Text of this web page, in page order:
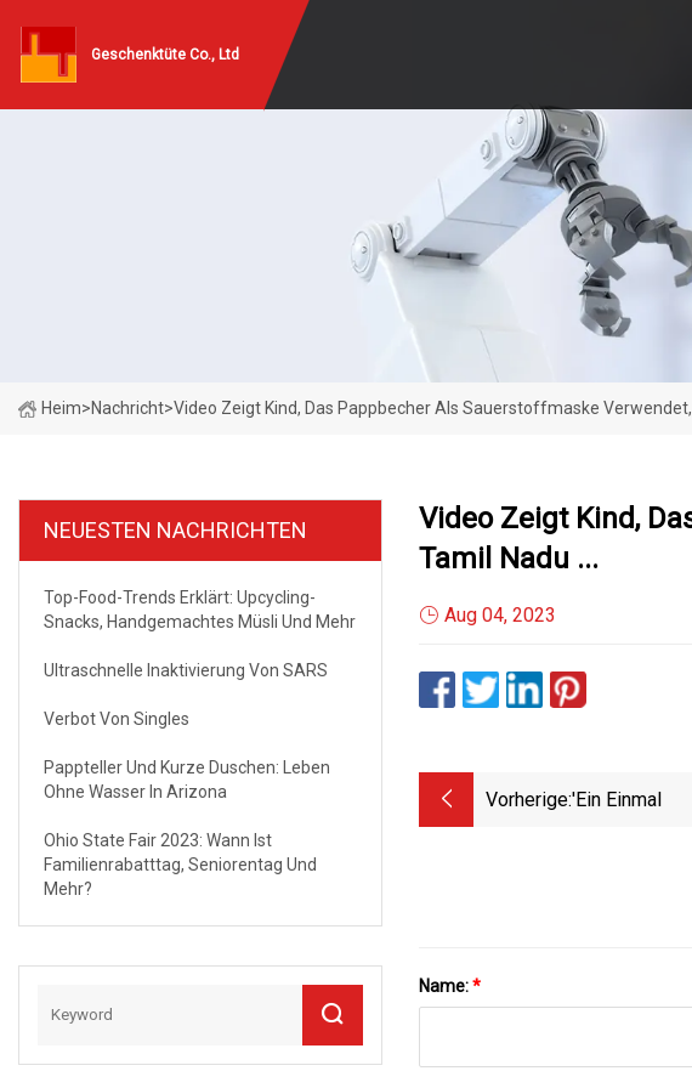
Geschenktüte Co., Ltd
Heim>Nachricht>Video Zeigt Kind, Das Pappbecher Als Sauerstoffmaske Verwendet,
NEUESTEN NACHRICHTEN
Top-Food-Trends Erklärt: Upcycling-
Snacks, Handgemachtes Müsli Und Mehr
Ultraschnelle Inaktivierung Von SARS
Verbot Von Singles
Pappteller Und Kurze Duschen: Leben
Ohne Wasser In Arizona
Ohio State Fair 2023: Wann Ist
Familienrabatttag, Seniorentag Und
Mehr?
Video Zeigt Kind,
Tamil Nadu ...
Aug 04, 2023
Vorherige:'Ein Einmal
Name:*